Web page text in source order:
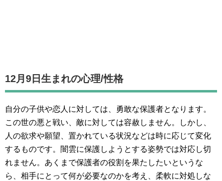
12月9日生まれの心理/性格
自分の子供や恋人に対しては、勇敢な保護者となります。
この世の悪と戦い、敵に対しては容赦しません。しかし、
人の欲求や願望、置かれている状況などは時に応じて変化
するものです。闇雲に保護しようとする姿勢では対応し切
れません。あくまで保護者の役割を果たしたいというな
ら、相手にとって何が必要なのかを考え、柔軟に対処しな